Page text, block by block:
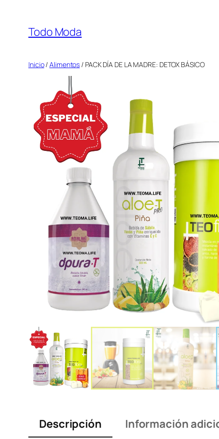
contenido
Todo Moda
Inicio/Alimentos / PACK DÍA DE LA MADRE: DETOX BÁSICO
Descripción Información